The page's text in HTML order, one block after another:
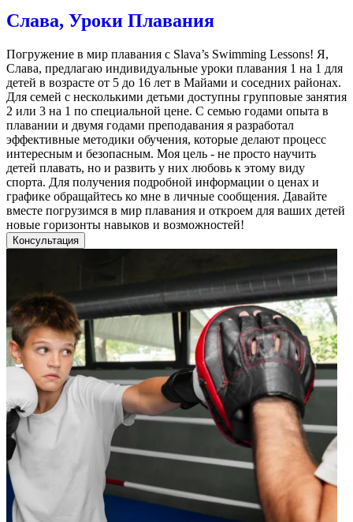
Слава, Уроки Плавания
Погружение в мир плавания с Slava’s Swimming Lessons! Я,
Слава, предлагаю индивидуальные уроки плавания 1 на 1 для
детей в возрасте от 5 до 16 лет в Майами и соседних районах.
Для семей с несколькими детьми доступны групповые занятия
2 или 3 на 1 по специальной цене. С семью годами опыта в
плавании и двумя годами преподавания я разработал
эффективные методики обучения, которые делают процесс
интересным и безопасным. Моя цель - не просто научить
детей плавать, но и развить у них любовь к этому виду
спорта. Для получения подробной информации о ценах и
графике обращайтесь ко мне в личные сообщения. Давайте
вместе погрузимся в мир плавания и откроем для ваших детей
новые горизонты навыков и возможностей!
Консультация